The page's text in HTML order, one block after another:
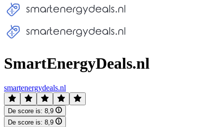
SmartEnergyDeals.nl
smartenergydeals.nl
De score is: 8,9
De score is: 8,9